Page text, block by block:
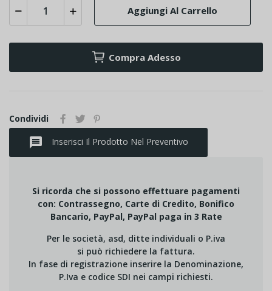
Aggiungi Al Carrello
Compra Adesso
Condividi
message Inserisci Il Prodotto Nel Preventivo
Si ricorda che si possono effettuare pagamenti
con: Contrassegno, Carte di Credito, Bonifico
Bancario, PayPal, PayPal paga in 3 Rate
Per le società, asd, ditte individuali o P.iva
si può richiedere la fattura.
In fase di registrazione inserire la Denominazione,
P.Iva e codice SDI nei campi richiesti.